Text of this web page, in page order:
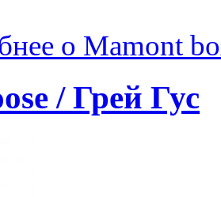
о Mamont
/ Грей Гус